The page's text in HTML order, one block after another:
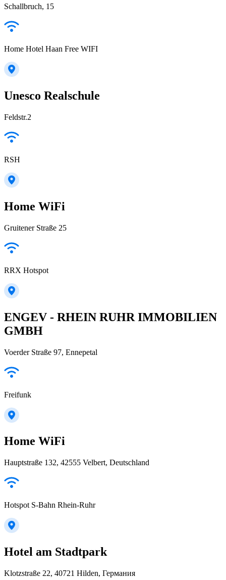
Schallbruch, 15
Home Hotel Haan Free WIFI
Unesco Realschule
Feldstr.2
RSH
Home WiFi
Gruitener Straße 25
RRX Hotspot
ENGEV - RHEIN RUHR IMMOBILIEN
GMBH
Voerder Straße 97, Ennepetal
Freifunk
Home WiFi
Hauptstraße 132, 42555 Velbert, Deutschland
Hotspot S-Bahn Rhein-Ruhr
Hotel am Stadtpark
Klotzstraße 22, 40721 Hilden, Германия